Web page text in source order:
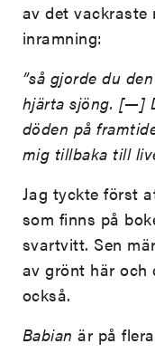
av det vackraste
inramning:
”så gjorde du
hjärta sjöng. [—]
döden på
mig tillbaka till
Jag tyckte först
som finns på
svartvitt. Sen
av grönt här och
också.
Babian är på